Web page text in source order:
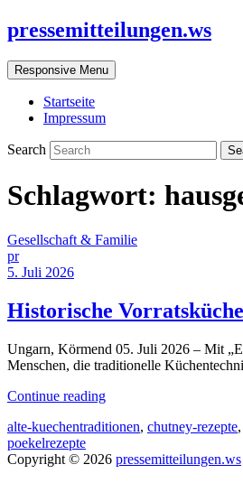
pressemitteilungen.ws
Responsive Menu
Startseite
Impressum
Search
Schlagwort:
Gesellschaft & Familie
pr
5. Juli 2026
Historische
Ungarn, Körmend 05. Juli 2026 – Mit
Menschen, die traditionelle
Continue reading
alte-kuechentraditionen, chutney-rezepte,
poekelrezepte
Copyright © 2026 pressemitteilungen.ws